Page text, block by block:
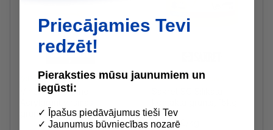
Pieejams uzreiz
Vincents Polyline
grunts, 5L
Ražotāja noliktavā
3.01 €
Priecājamies Tevi
redzēt!
Pieraksties mūsu jaunumiem un
iegūsti:
✓ Īpašus piedāvājumus tieši Tev
✓ Jaunumus būvniecības nozarē